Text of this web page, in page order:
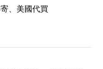
美國代買